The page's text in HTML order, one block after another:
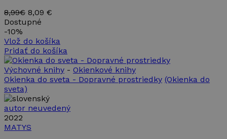
8,99€ 8,09 €
Dostupné
-10%
Vlož do košíka
Pridať do košíka
Výchovné knihy - Okienkové knihy
Okienka do sveta - Dopravné prostriedky (Okienka do
sveta)
autor neuvedený
2022
MATYS